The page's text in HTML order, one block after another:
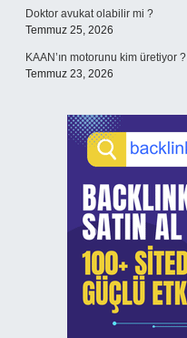
Doktor avukat olabilir mi ?
Temmuz 25, 2026
KAAN’ın motorunu kim üretiyor ?
Temmuz 23, 2026